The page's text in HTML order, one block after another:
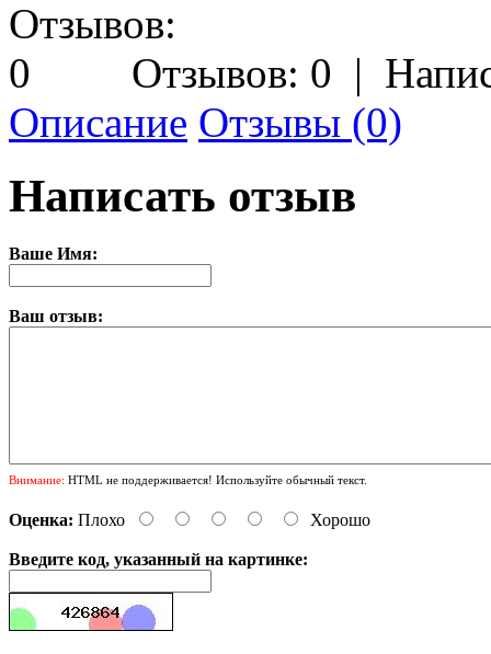
Отзывов: 0 |
Описание Отзывы (0)
Написать отзыв
Ваше Имя:
Ваш отзыв:
Внимание: HTML не поддерживается! Используйте обычный текст.
Оценка: Плохо Хорошо
Введите код, указанный на картинке: